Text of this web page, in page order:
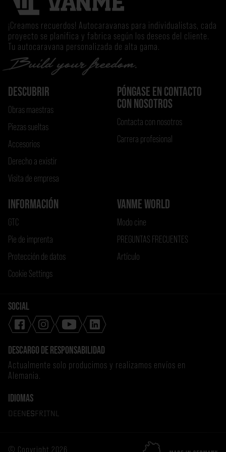
¡Creamos recuerdos! Autocaravanas para individualistas, cada
proyecto se planifica y fabrica según los deseos del cliente.
Tu autocaravana personalizada de alta gama.
DESCUBRIR
Obras maestras
Piezas sueltas
Accesorios
Derecho a existir
Visita de empresa
PÓNGASE EN CONTACTO
CON NOSOTROS
Contacta con nosotros
Carrera profesional
INFORMACIÓN
GTC
Pie de imprenta
Protección de datos
Cookie Settings
VANME WORLD
Modo cine
PREGUNTAS FRECUENTES
Artículo
SOCIAL
DESCARGO DE RESPONSABILIDAD
Actualmente solo producimos y realizamos envíos en
Alemania.
IDIOMAS
DEENESFRITNL
© Copyright 2026